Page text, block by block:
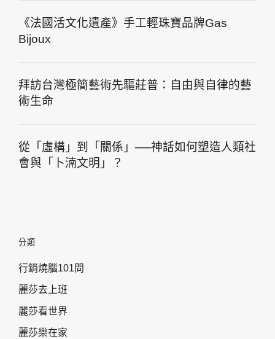
《法國活文化遺產》手工輕珠寶品牌Gas
Bijoux
拜訪台灣極簡藝術先驅莊普：自由與自律的藝
術生命
從「虛構」到「關係」──神話如何塑造人類社
會與「卜湳文明」？
分類
行銷燒腦101問
麗莎去上班
麗莎看世界
麗莎樂在家